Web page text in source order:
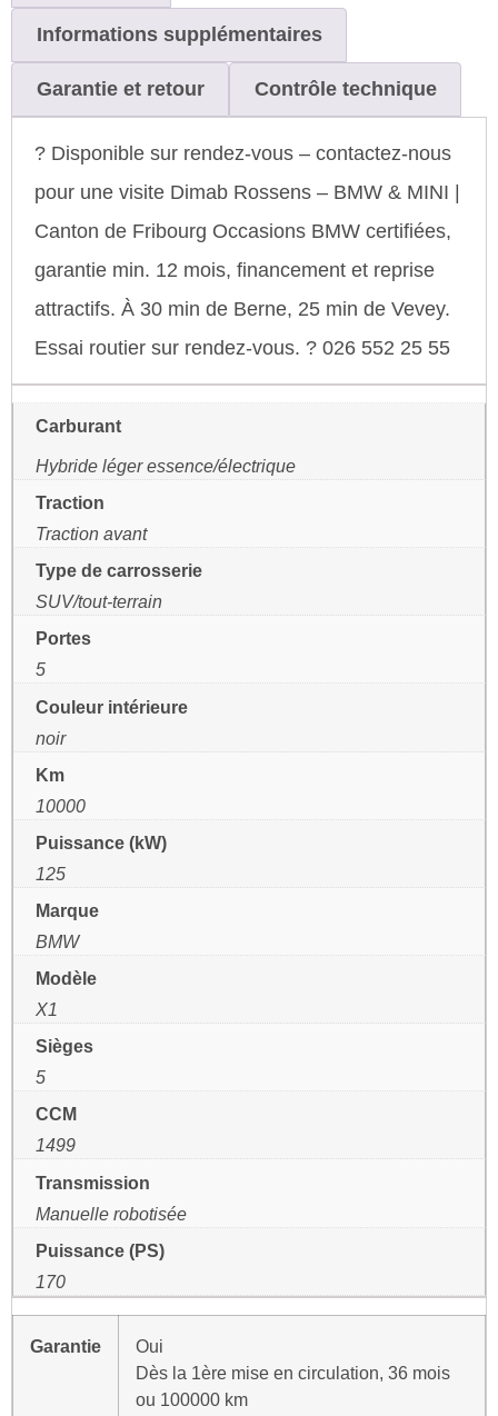
Informations supplémentaires
Garantie et retour Contrôle technique
? Disponible sur rendez-vous – contactez-nous
pour une visite Dimab Rossens – BMW & MINI |
Canton de Fribourg Occasions BMW certifiées,
garantie min. 12 mois, financement et reprise
attractifs. À 30 min de Berne, 25 min de Vevey.
Essai routier sur rendez-vous. ? 026 552 25 55
Carburant
Hybride léger essence/électrique
Traction
Traction avant
Type de carrosserie
SUV/tout-terrain
Portes
5
Couleur intérieure
noir
Km
10000
Puissance (kW)
125
Marque
BMW
Modèle
X1
Sièges
5
CCM
1499
Transmission
Manuelle robotisée
Puissance (PS)
170
Garantie
Oui
Dès la 1ère mise en circulation, 36 mois
ou 100000 km